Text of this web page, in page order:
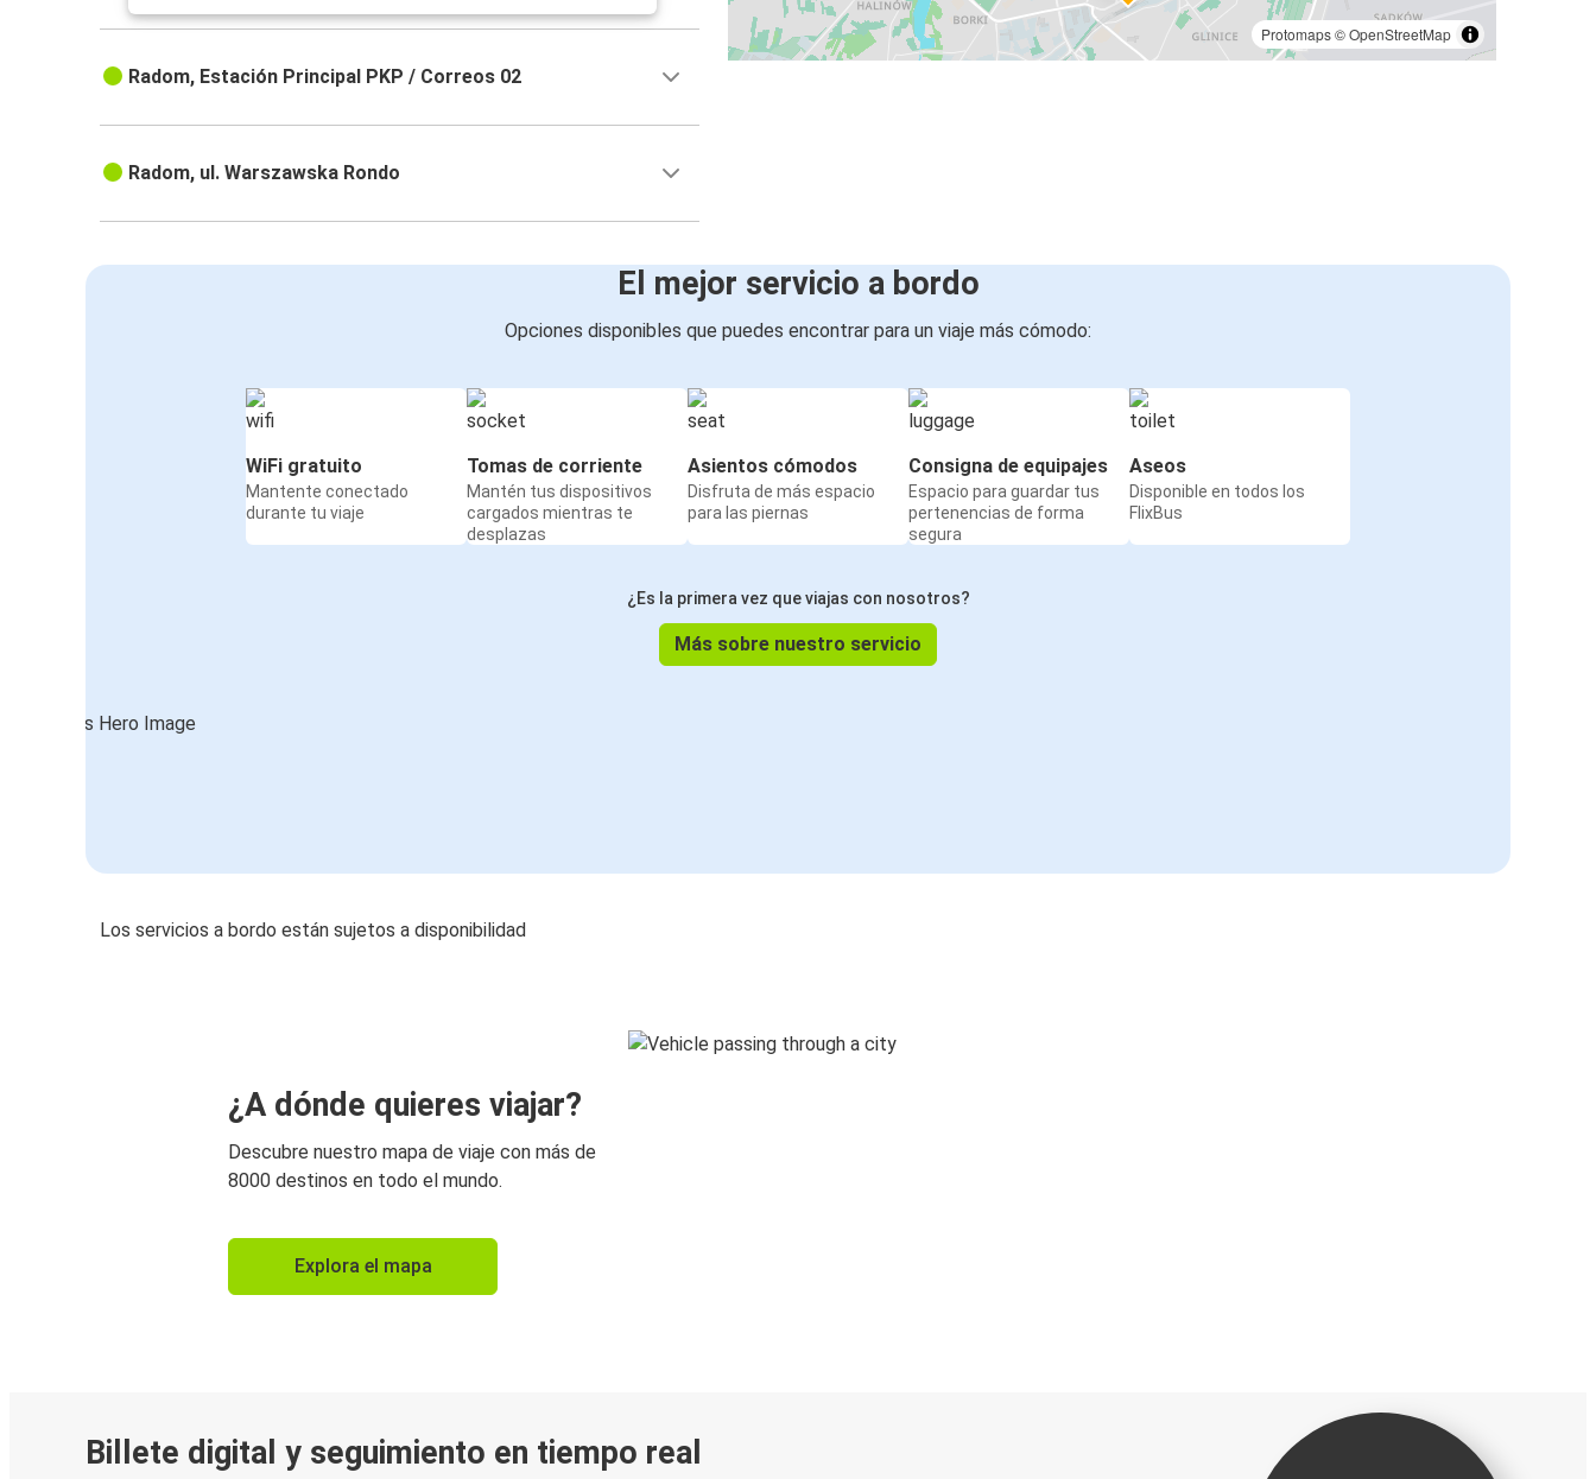
Protomaps©OpenStreetMap
Radom, Estación Principal PKP / Correos 02
Radom, ul. Warszawska Rondo
El mejor servicio a bordo
Opciones disponibles que puedes encontrar para un viaje más cómodo:
WiFi gratuito
Mantente conectado
durante tu viaje
Tomas de corriente
Mantén tus dispositivos
cargados mientras te
desplazas
Asientos cómodos
Disfruta de más espacio
para las piernas
Consigna de equipajes
Espacio para guardar tus
pertenencias de forma
segura
Aseos
Disponible en todos los
FlixBus
¿Es la primera vez que viajas con nosotros?
Más sobre nuestro servicio
Los servicios a bordo están sujetos a disponibilidad
¿A dónde quieres viajar?
Descubre nuestro mapa de viaje con más de
8000 destinos en todo el mundo.
Explora el mapa
Billete digital y seguimiento en tiempo real